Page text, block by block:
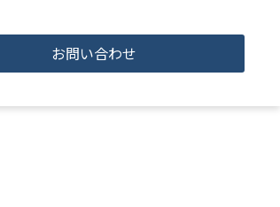
お問い合わせ